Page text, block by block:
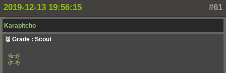
#61
2019-12-13 19:56:15
Karapitcho
🥉 Grade : Scout